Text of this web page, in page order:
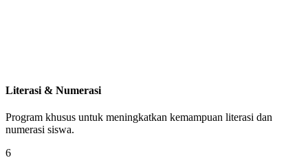
Literasi & Numerasi
Program khusus untuk meningkatkan kemampuan literasi dan
numerasi siswa.
6